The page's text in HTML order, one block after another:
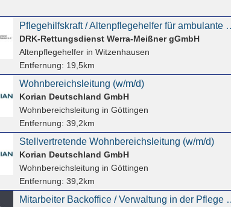
Pflegehilfskraft /
DRK-Rettungsdienst Werra-Meißner gGmbH
Altenpflegehelferin Witzenhausen
Entfernung: 19,5km
Wohnbereichsleitung (w/m/d)
Korian Deutschland GmbH
Wohnbereichsleitung in Göttingen
Entfernung: 39,2km
Stellvertretende Wohnbereichsleitung (w/m/d)
Korian Deutschland GmbH
Wohnbereichsleitung in Göttingen
Entfernung: 39,2km
Mitarbeiter Backoffice /